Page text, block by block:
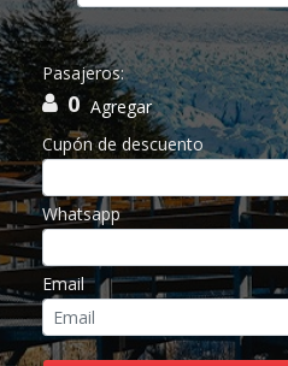
Pasajeros:
0 Agregar
Cupón de descuento
Whatsapp
Email